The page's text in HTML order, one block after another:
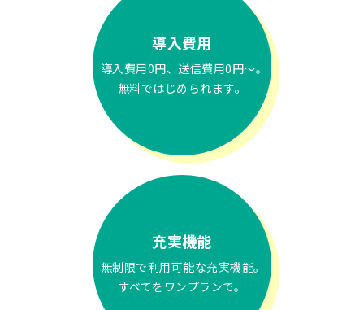
導入費用
導入費用0円、送信費用0円～。
無料ではじめられます。
充実機能
無制限で利用可能な充実機能。
すべてをワンプランで。